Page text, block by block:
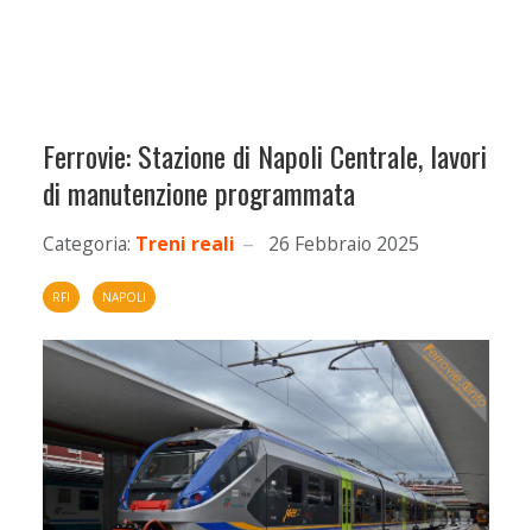
Ferrovie: Stazione di Napoli Centrale, lavori
di manutenzione programmata
Categoria: Treni reali 26 Febbraio 2025
RFI NAPOLI